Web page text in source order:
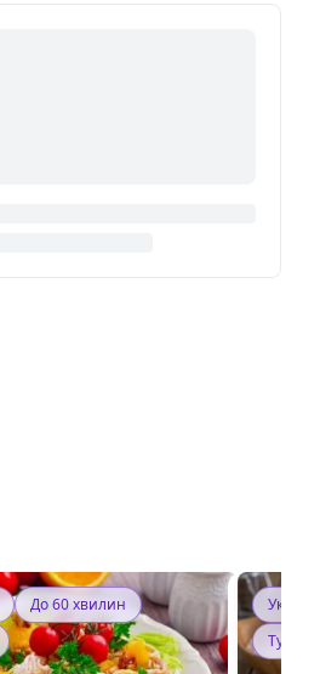
До 60 хвилин